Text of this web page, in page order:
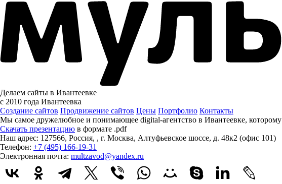
Делаем сайты в Ивантеевке
с 2010 года Ивантеевка
Создание сайтов Продвижение сайтов Цены Портфолио Контакты
Мы самое дружелюбное и понимающее digital-агентство в Ивантеевке, которому
Скачать презентацию в формате .pdf
Наш адрес: 127566, Россия, , г. Москва, Алтуфьевское шоссе, д. 48к2 (офис 101)
Телефон: +7 (495) 166-19-31
Электронная почта: multzavod@yandex.ru